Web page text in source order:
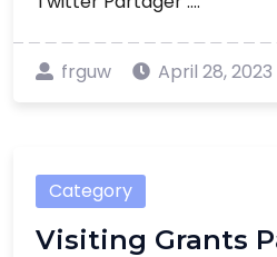
frguw April 28, 2023
Category
Visiting Grants